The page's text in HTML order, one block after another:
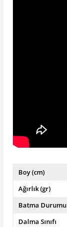
Boy (cm)
Ağırlık (gr)
Batma Durumu
Dalma Sınıfı